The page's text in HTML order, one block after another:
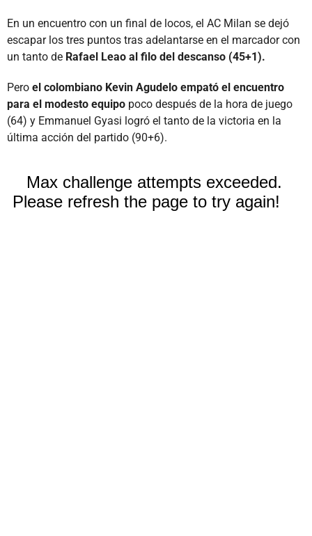
En un encuentro con un final de locos, el AC Milan se dejó
escapar los tres puntos tras adelantarse en el marcador con
un tanto de Rafael Leao al filo del descanso (45+1).
Pero el colombiano Kevin Agudelo empató el encuentro
para el modesto equipo poco después de la hora de juego
(64) y Emmanuel Gyasi logró el tanto de la victoria en la
última acción del partido (90+6).